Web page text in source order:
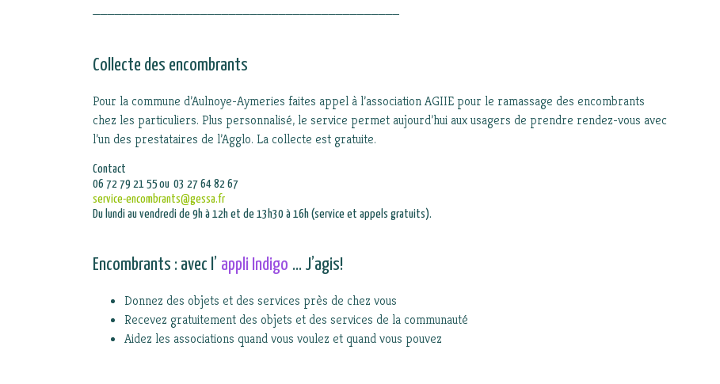
Collecte des encombrants
Pour la commune d’Aulnoye-Aymeries faites appel à l’association AGIIE pour le ramassage des encombrants
chez les particuliers. Plus personnalisé, le service permet aujourd’hui aux usagers de prendre rendez-vous avec
l’un des prestataires de l’Agglo. La collecte est gratuite.
Contact
06 72 79 21 55 ou 03 27 64 82 67
service-encombrants@gessa.fr
Du lundi au vendredi de 9h à 12h et de 13h30 à 16h (service et appels gratuits).
Encombrants : avec l’ appli Indigo … J’agis!
Donnez des objets et des services près de chez vous
Recevez gratuitement des objets et des services de la communauté
Aidez les associations quand vous voulez et quand vous pouvez